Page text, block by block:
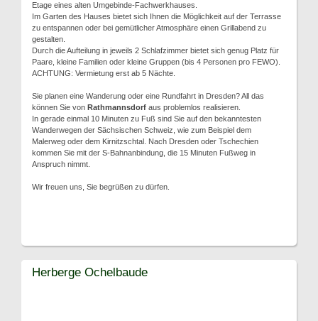
Etage eines alten Umgebinde-Fachwerkhauses.
Im Garten des Hauses bietet sich Ihnen die Möglichkeit auf der Terrasse
zu entspannen oder bei gemütlicher Atmosphäre einen Grillabend zu
gestalten.
Durch die Aufteilung in jeweils 2 Schlafzimmer bietet sich genug Platz für
Paare, kleine Familien oder kleine Gruppen (bis 4 Personen pro FEWO).
ACHTUNG: Vermietung erst ab 5 Nächte.
Sie planen eine Wanderung oder eine Rundfahrt in Dresden? All das
können Sie von Rathmannsdorf aus problemlos realisieren.
In gerade einmal 10 Minuten zu Fuß sind Sie auf den bekanntesten
Wanderwegen der Sächsischen Schweiz, wie zum Beispiel dem
Malerweg oder dem Kirnitzschtal. Nach Dresden oder Tschechien
kommen Sie mit der S-Bahnanbindung, die 15 Minuten Fußweg in
Anspruch nimmt.
Wir freuen uns, Sie begrüßen zu dürfen.
Herberge Ochelbaude